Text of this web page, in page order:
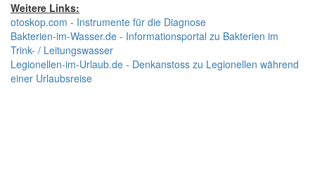
Weitere Links:
otoskop.com - Instrumente für die Diagnose
Bakterien-im-Wasser.de - Informationsportal zu Bakterien im
Trink- / Leitungswasser
Legionellen-im-Urlaub.de - Denkanstoss zu Legionellen während
einer Urlaubsreise